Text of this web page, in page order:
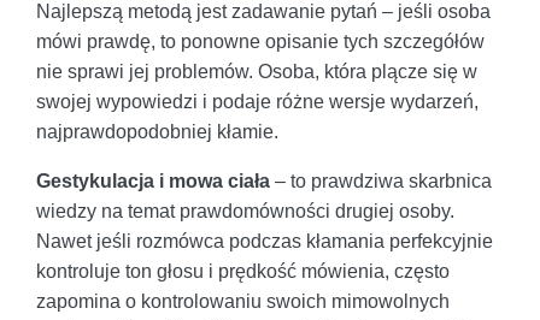
Najlepszą metodą jest zadawanie pytań – jeśli osoba
mówi prawdę, to ponowne opisanie tych szczegółów
nie sprawi jej problemów. Osoba, która plącze się w
swojej wypowiedzi i podaje różne wersje wydarzeń,
najprawdopodobniej kłamie.
Gestykulacja i mowa ciała – to prawdziwa skarbnica
wiedzy na temat prawdomówności drugiej osoby.
Nawet jeśli rozmówca podczas kłamania perfekcyjnie
kontroluje ton głosu i prędkość mówienia, często
zapomina o kontrolowaniu swoich mimowolnych